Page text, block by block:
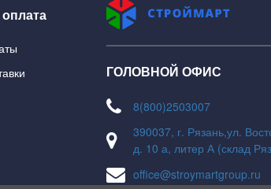
ГОЛОВНОЙ ОФИС
8(800)2503007
390037, г. Рязань,ул.
д. 10 а, литер А (склад
office@stroymartgroup.ru